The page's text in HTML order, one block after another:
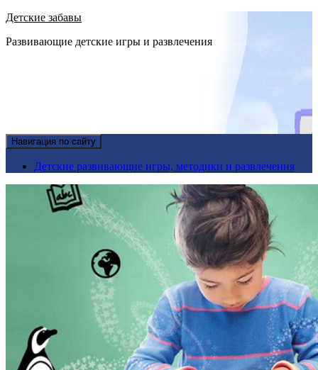
Детские забавы
Развивающие детские игры и развлечения
Навигация по сайту
Детские развивающие игры, методики и развлечения